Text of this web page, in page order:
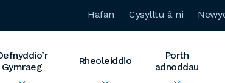
Hafan Cysylltu â ni
Gymraeg
Rheoleiddio
Porth
adnoddau